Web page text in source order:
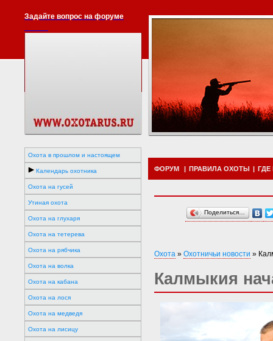
Задайте вопрос на форуме
Охота в прошлом и настоящем
Календарь охотника
Охота на гусей
Утиная охота
Охота на глухаря
Охота на тетерева
Охота на рябчика
Охота на волка
Охота на кабана
Охота на лося
Охота на медведя
Охота на лисицу
ФОРУМ | ПРАВИЛА ОХОТЫ | ГДЕ
Поделиться…
Охота » Охотничьи новости »
Калмыкия